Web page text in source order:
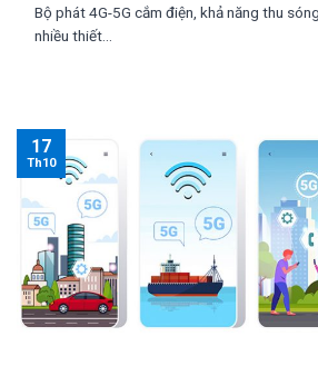
Bộ phát 4G-5G cắm điện, khả năng thu
nhiều thiết...
17
Th10